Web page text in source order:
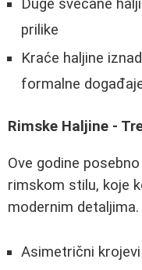
Duge svečane
prilike
Kraće haljine
formalne
Rimske Haljine -
Ove godine
rimskom stilu, koje
modernim
Asimetrični krojevi